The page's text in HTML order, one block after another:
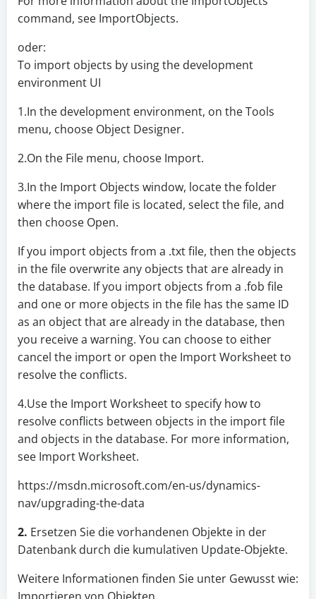
command, see ImportObjects.
oder:
To import objects by using the development
environment UI
1.In the development environment, on the Tools
menu, choose Object Designer.
2.On the File menu, choose Import.
3.In the Import Objects window, locate the folder
where the import file is located, select the file, and
then choose Open.
If you import objects from a .txt file, then the objects
in the file overwrite any objects that are already in
the database. If you import objects from a .fob file
and one or more objects in the file has the same ID
as an object that are already in the database, then
you receive a warning. You can choose to either
cancel the import or open the Import Worksheet to
resolve the conflicts.
4.Use the Import Worksheet to specify how to
resolve conflicts between objects in the import file
and objects in the database. For more information,
see Import Worksheet.
https://msdn.microsoft.com/en-us/dynamics-
nav/upgrading-the-data
2. Ersetzen Sie die vorhandenen Objekte in der
Datenbank durch die kumulativen Update-Objekte.
Weitere Informationen finden Sie unter Gewusst wie: